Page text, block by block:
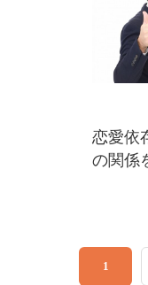
恋愛依
の関係
1